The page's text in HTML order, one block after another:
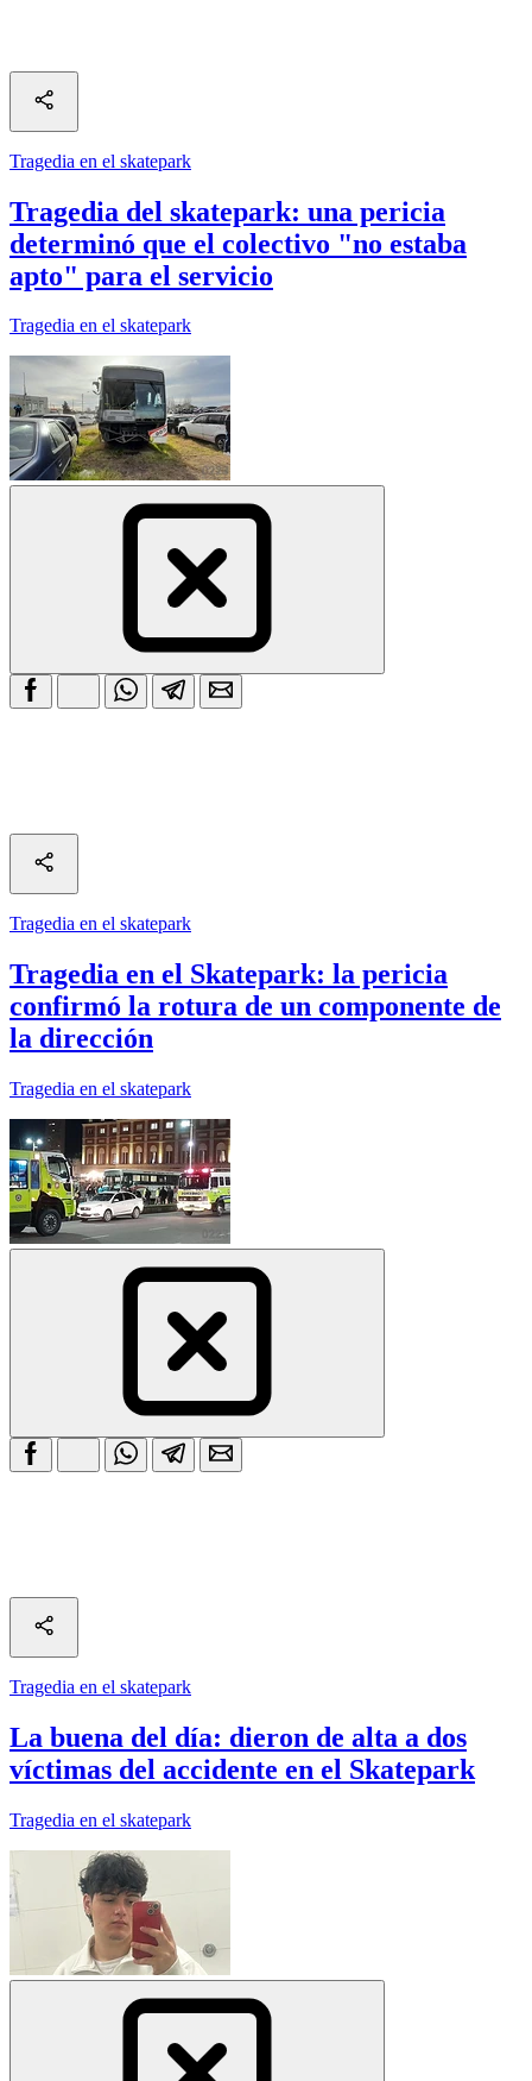
Tragedia en el skatepark
Tragedia del skatepark: una pericia
determinó que el colectivo "no estaba
apto" para el servicio
Tragedia en el skatepark
Tragedia en el skatepark
Tragedia en el Skatepark: la pericia
confirmó la rotura de un componente de
la dirección
Tragedia en el skatepark
Tragedia en el skatepark
La buena del día: dieron de alta a dos
víctimas del accidente en el Skatepark
Tragedia en el skatepark